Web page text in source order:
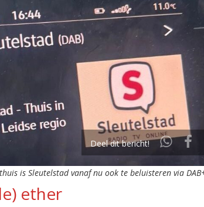
Deel dit bericht!
is Sleutelstad vanaf nu ook te beluisteren via
ether